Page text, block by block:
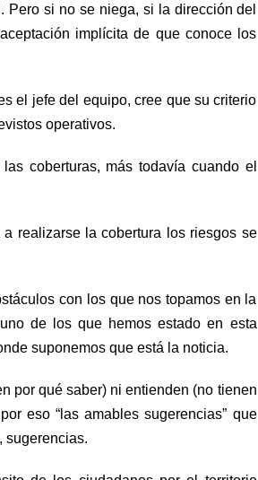
Pero si no se niega, si la dirección del
implícita de que conoce los
el jefe del equipo, cree que su criterio
operativos.
coberturas, más todavía cuando el
realizarse la cobertura los riesgos se
con los que nos topamos en la
de los que hemos estado en esta
suponemos que está la noticia.
por qué saber) ni entienden (no tienen
eso “las amables sugerencias” que
sugerencias.